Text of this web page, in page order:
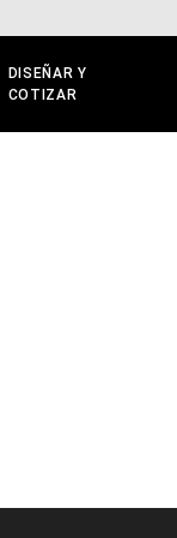
DISEÑAR Y
COTIZAR